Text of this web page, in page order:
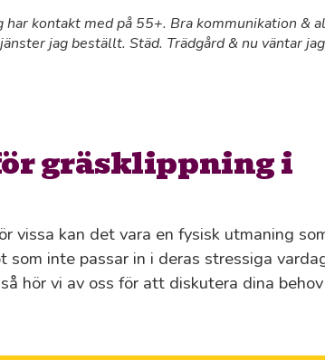
har kontakt med på 55+. Bra kommunikation &
jag beställt. Städ. Trädgård & nu väntar
gräsklippning i
vissa kan det vara en fysisk utmaning
inte passar in i deras stressiga
hör vi av oss för att diskutera dina